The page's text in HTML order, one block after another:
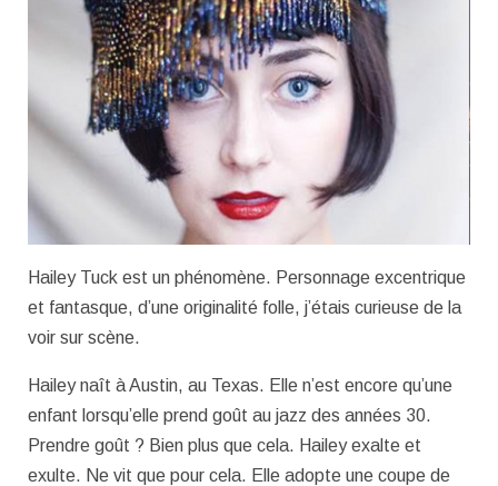
Hailey Tuck est un phénomène. Personnage excentrique
et fantasque, d’une originalité folle, j’étais curieuse de la
voir sur scène.
Hailey naît à Austin, au Texas. Elle n’est encore qu’une
enfant lorsqu’elle prend goût au jazz des années 30.
Prendre goût ? Bien plus que cela. Hailey exalte et
exulte. Ne vit que pour cela. Elle adopte une coupe de